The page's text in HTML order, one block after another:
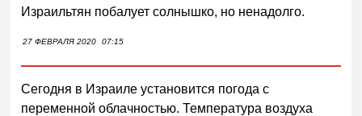
Израильтян побалует солнышко, но ненадолго.
27 ФЕВРАЛЯ 2020 07:15
Сегодня в Израиле установится погода с
переменной облачностью. Температура воздуха